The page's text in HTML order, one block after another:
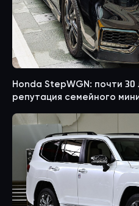
Honda StepWGN: почти
репутация семейного